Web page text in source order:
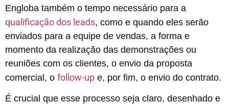
Engloba também o tempo necessário para a
qualificação dos leads, como e quando eles serão
enviados para a equipe de vendas, a forma e
momento da realização das demonstrações ou
reuniões com os clientes, o envio da proposta
comercial, o follow-up e, por fim, o envio do contrato.
É crucial que esse processo seja claro, desenhado e